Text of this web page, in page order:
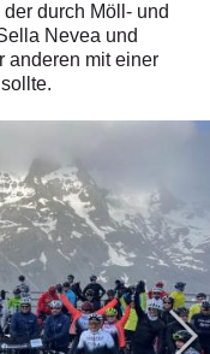
durch Möll- und
Nevea und
anderen mit einer